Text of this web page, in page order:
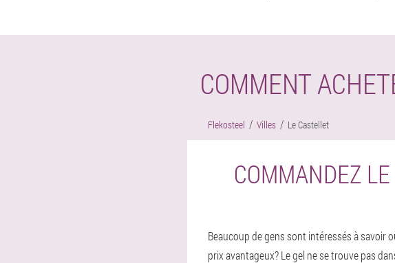
COMMENT
Flekosteel Villes Le Castellet
COMMANDEZ
Beaucoup de gens sont intéressés à savoir
prix avantageux? Le gel ne se trouve pas